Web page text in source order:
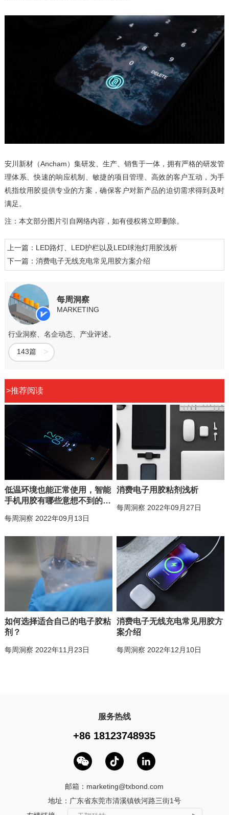
安川新材（Ancham）集研发、生产、销售于一体，拥有严格的研发管
理体系、快速的响应机制、敏捷的项目管理、高效的客户互动，为手
机指纹用胶提供专业的方案，确保客户对新产品的迫切需求得到及时
满足。
注：本文部分图片引自网络内容，如有侵权将立即删除。
上一篇：LED路灯、LED护栏以及LED球泡灯用胶浅析
下一篇：消费电子无线充电常见用胶方案介绍
每周洞察
MARKETING
行业洞察、名企动态、产业评述。
143篇
>推荐阅读
低温环境也能正常使用，智能
手机用胶有哪些意想不到的奇
每周洞察 2022年09月13日
消费电子用胶粘剂浅析
每周洞察 2022年09月27日
如何选择适合自己的电子胶粘
剂？
每周洞察 2022年11月23日
消费电子无线充电常见用胶方
案介绍
每周洞察 2022年12月10日
服务热线
+86 18123748935
邮箱： marketing@txbond.com
地址：广东省东莞市清溪镇铁河路三街1号